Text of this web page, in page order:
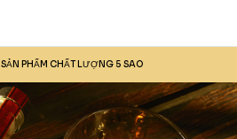
SẢN PHẨM CHẤT LƯỢNG 5 SAO